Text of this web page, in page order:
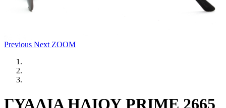
Previous Next ZOOM
ΓΥΑΛΙΑ ΗΛΙΟΥ PRIME 2665